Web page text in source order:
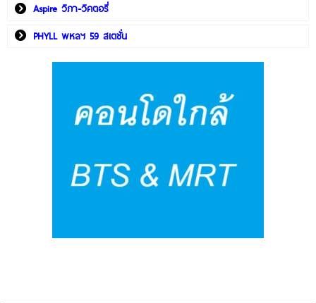
Aspire วิภา-วิคตอรี่
PHYLL พหลฯ 59 สเตชั่น